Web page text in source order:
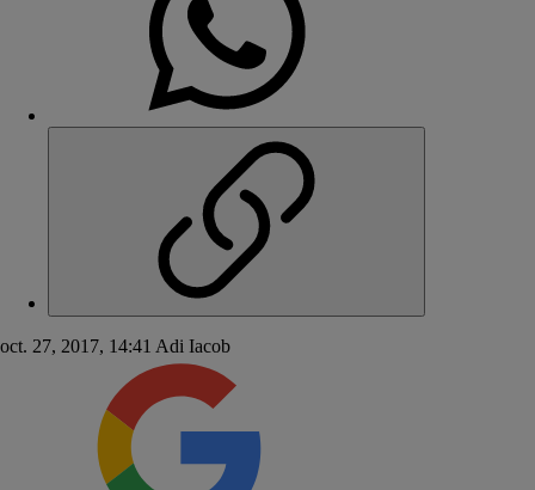
oct. 27, 2017, 14:41 Adi Iacob